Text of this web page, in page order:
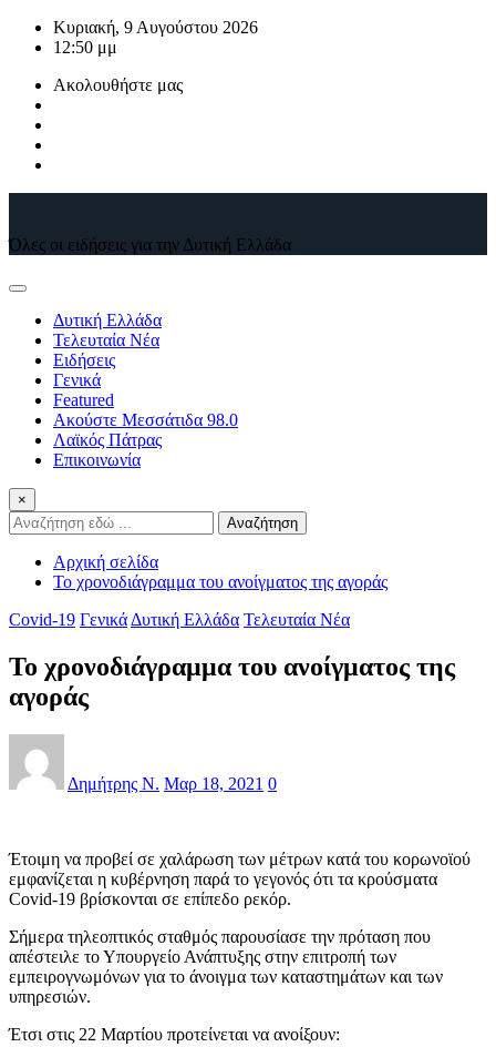
ΜετάβασηΚυριακή, 9 Αυγούστου 2026
12:50 μμ
Ακολουθήστε μας
Όλες οι ειδήσεις για την Δυτική Ελλάδα
Δυτική Ελλάδα
Τελευταία Νέα
Ειδήσεις
Γενικά
Featured
Ακούστε Μεσσάτιδα 98.0
Λαϊκός Πάτρας
Επικοινωνία
×
Αναζήτηση
Αρχική σελίδα
Το χρονοδιάγραμμα του ανοίγματος της αγοράς
Covid-19 Γενικά Δυτική Ελλάδα Τελευταία Νέα
Το χρονοδιάγραμμα του ανοίγματος της
αγοράς
Δημήτρης Ν. Μαρ 18, 2021 0
Έτοιμη να προβεί σε χαλάρωση των μέτρων κατά του κορωνοϊού
εμφανίζεται η κυβέρνηση παρά το γεγονός ότι τα κρούσματα
Covid-19 βρίσκονται σε επίπεδο ρεκόρ.
Σήμερα τηλεοπτικός σταθμός παρουσίασε την πρόταση που
απέστειλε το Υπουργείο Ανάπτυξης στην επιτροπή των
εμπειρογνωμόνων για το άνοιγμα των καταστημάτων και των
υπηρεσιών.
Έτσι στις 22 Μαρτίου προτείνεται να ανοίξουν: